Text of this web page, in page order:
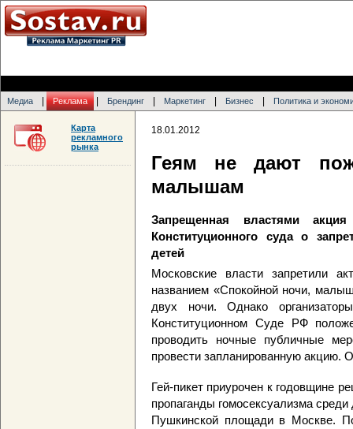
Медиа Реклама Брендинг Маркетинг Бизнес Политика и
18.01.2012
Геям не дают
малышам
Запрещенная властями
Конституционного суда о
детей
Московские власти запретили
названием «Спокойной ночи,
двух ночи. Однако
Конституционном Суде РФ
проводить ночные публичные
провести запланированную акцию.
Гей-пикет приурочен к годовщине
пропаганды гомосексуализма
Пушкинской площади в Москве.
Карта
рекламного
рынка